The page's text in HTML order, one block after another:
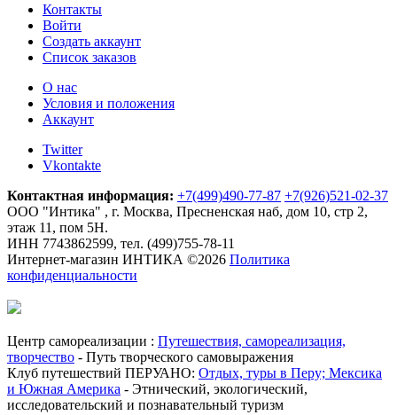
Контакты
Войти
Создать аккаунт
Список заказов
О нас
Условия и положения
Аккаунт
Twitter
Vkontakte
Контактная информация: +7(499)490-77-87 +7(926)521-02-37
ООО "Интика" , г. Москва, Пресненская наб, дом 10, стр 2,
этаж 11, пом 5Н.
ИНН 7743862599, тел. (499)755-78-11
Интернет-магазин ИНТИКА ©2026 Политика
конфиденциальности
Центр самореализации : Путешествия, самореализация,
творчество - Путь творческого самовыражения
Клуб путешествий ПЕРУАНО: Отдых, туры в Перу; Мексика
и Южная Америка - Этнический, экологический,
исследовательский и познавательный туризм